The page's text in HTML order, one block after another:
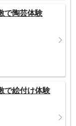
で陶芸体験
で絵付け体験